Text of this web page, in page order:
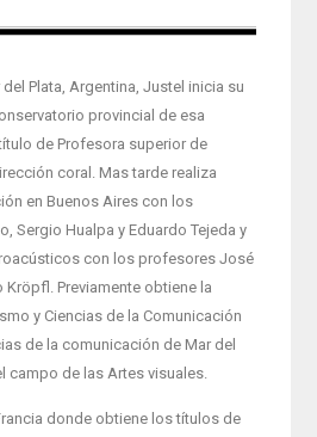
Plata, Argentina, Justel inicia su
provincial de esa
de Profesora superior de
coral. Mas tarde realiza
en Buenos Aires con los
Sergio Hualpa y Eduardo Tejeda y
con los profesores José
Kröpfl. Previamente obtiene la
y Ciencias de la Comunicación
de la comunicación de Mar del
campo de las Artes visuales.
donde obtiene los títulos de